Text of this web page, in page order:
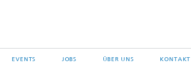
EVENTS JOBS ÜBER UNS KONTAKT